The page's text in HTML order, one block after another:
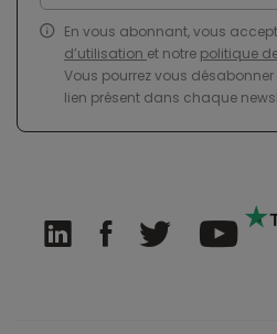
En vous abonnant, vous
d’utilisation et notre politique
Vous pourrez vous
lien présent dans chaque